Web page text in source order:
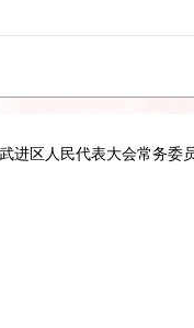
武进区人民代表大会常务